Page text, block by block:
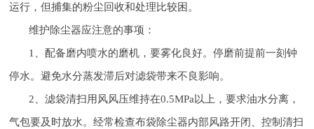
运行，但捕集的粉尘回收和处理比较困。
维护除尘器应注意的事项：
1、配备磨内喷水的磨机，要雾化良好。停磨前提前一刻钟
停水。避免水分蒸发滞后对滤袋带来不良影响。
2、滤袋清扫用风风压维持在0.5MPa以上，要求油水分离，
气包要及时放水。经常检查布袋除尘器内部风路开闭、控制清扫